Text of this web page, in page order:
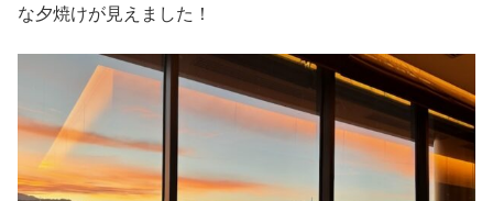
な夕焼けが見えました！